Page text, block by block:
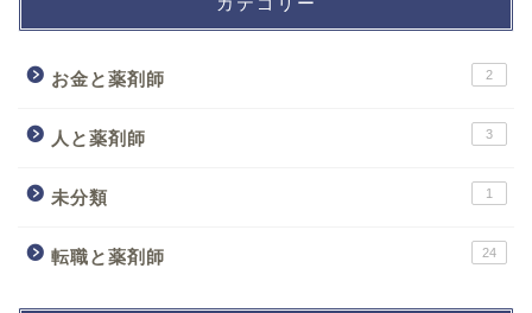
お金と薬剤師 2
人と薬剤師 3
未分類 1
転職と薬剤師 24